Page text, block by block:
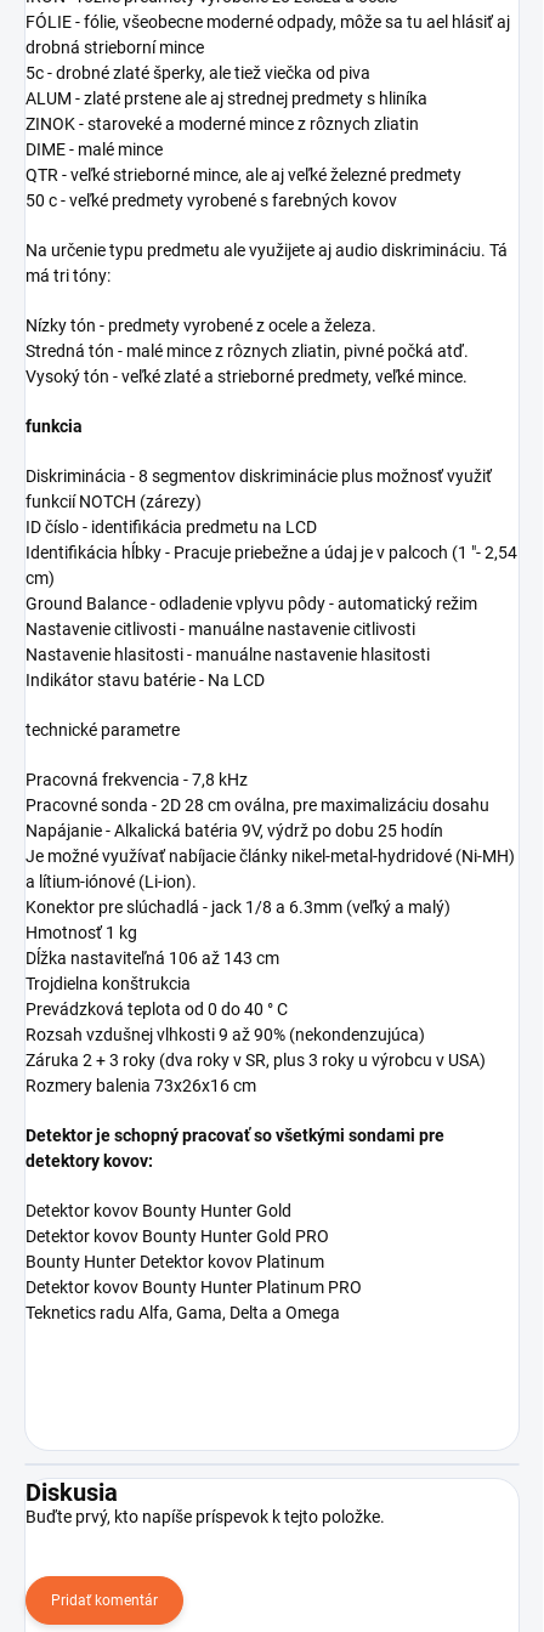
FÓLIE - fólie, všeobecne moderné odpady, môže sa tu ael hlásiť aj
drobná strieborní mince
5c - drobné zlaté šperky, ale tiež viečka od piva
ALUM - zlaté prstene ale aj strednej predmety s hliníka
ZINOK - staroveké a moderné mince z rôznych zliatin
DIME - malé mince
QTR - veľké strieborné mince, ale aj veľké železné predmety
50 c - veľké predmety vyrobené s farebných kovov
Na určenie typu predmetu ale využijete aj audio diskrimináciu. Tá
má tri tóny:
Nízky tón - predmety vyrobené z ocele a železa.
Stredná tón - malé mince z rôznych zliatin, pivné počká atď.
Vysoký tón - veľké zlaté a strieborné predmety, veľké mince.
funkcia
Diskriminácia - 8 segmentov diskriminácie plus možnosť využiť
funkcií NOTCH (zárezy)
ID číslo - identifikácia predmetu na LCD
Identifikácia hĺbky - Pracuje priebežne a údaj je v palcoch (1 "- 2,54
cm)
Ground Balance - odladenie vplyvu pôdy - automatický režim
Nastavenie citlivosti - manuálne nastavenie citlivosti
Nastavenie hlasitosti - manuálne nastavenie hlasitosti
Indikátor stavu batérie - Na LCD
technické parametre
Pracovná frekvencia - 7,8 kHz
Pracovné sonda - 2D 28 cm oválna, pre maximalizáciu dosahu
Napájanie - Alkalická batéria 9V, výdrž po dobu 25 hodín
Je možné využívať nabíjacie články nikel-metal-hydridové (Ni-MH)
a lítium-iónové (Li-ion).
Konektor pre slúchadlá - jack 1/8 a 6.3mm (veľký a malý)
Hmotnosť 1 kg
Dĺžka nastaviteľná 106 až 143 cm
Trojdielna konštrukcia
Prevádzková teplota od 0 do 40 ° C
Rozsah vzdušnej vlhkosti 9 až 90% (nekondenzujúca)
Záruka 2 + 3 roky (dva roky v SR, plus 3 roky u výrobcu v USA)
Rozmery balenia 73x26x16 cm
Detektor je schopný pracovať so všetkými sondami pre
detektory kovov:
Detektor kovov Bounty Hunter Gold
Detektor kovov Bounty Hunter Gold PRO
Bounty Hunter Detektor kovov Platinum
Detektor kovov Bounty Hunter Platinum PRO
Teknetics radu Alfa, Gama, Delta a Omega
Diskusia
Buďte prvý, kto napíše príspevok k tejto položke.
Pridať komentár